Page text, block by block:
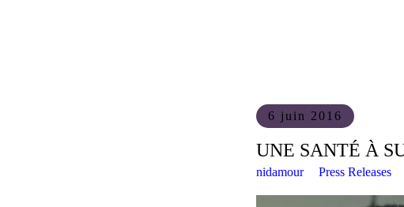
6 juin 2016
UNE SANTÉ À
nidamour Press Releases